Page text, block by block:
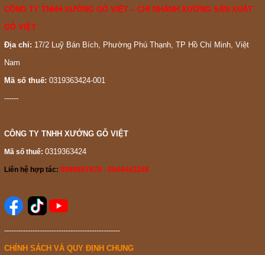
CÔNG TY TNHH XƯỞNG GỖ VIỆT – CHI NHÁNH XƯỞNG SẢN XUẤT
GỖ VIỆT
Địa chỉ: 17/2 Luỹ Bán Bích, Phường Phú Thạnh, TP Hồ Chí Minh, Việt
Nam
Mã số thuế: 0319363424-001
------
CÔNG TY TNHH XƯỞNG GỖ VIỆT
Mã số thuế: 0319363424
Liên hệ hợp tác: 0988887878 - 0944442288
-------------------------------------------------
CHÍNH SÁCH VÀ QUY ĐỊNH CHUNG